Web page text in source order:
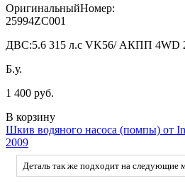
ОригинальныйНомер:
25994ZC001
ДВС:5.6 315 л.с VK56/ АКПП 4WD
Б.у.
1 400 руб.
В корзину
Шкив водяного насоса (помпы) от
2009
Деталь так же подходит на следующие